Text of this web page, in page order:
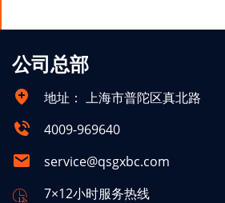
公司总部
地址： 上海市普陀区真北路
4009-969640
service@qsgxbc.com
7×12小时服务热线